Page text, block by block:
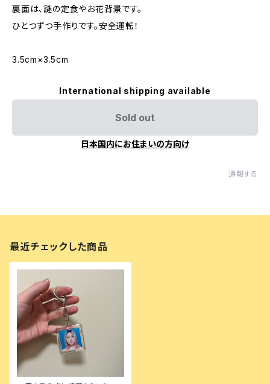
裏面は、謎の定食やお花背景です。
ひとつずつ手作りです。安全運転！
3.5cm×3.5cm
International shipping available
Sold out
日本国内にお住まいの方向け
通報する
最近チェックした商品